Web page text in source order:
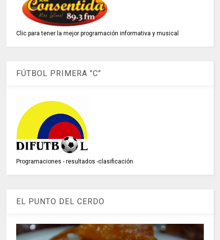
Clic para tener la mejor programación informativa y musical
FÚTBOL PRIMERA "C"
Programaciones - resultados -clasificación
EL PUNTO DEL CERDO